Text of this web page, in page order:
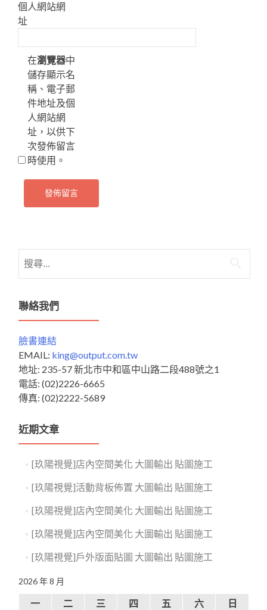
個人網站網
址
在瀏覽器中
儲存顯示名
稱、電子郵
件地址及個
人網站網
址，以供下
次發佈留言
時使用。
尋
鍵
字:
聯絡我們
臉書連結
EMAIL: king@output.com.tw
地址: 235-57 新北市中和區中山路二段488號之1
電話: (02)2226-6665
傳真: (02)2222-5689
近期文章
[玖陽視覺]店內空間美化 大圖輸出 貼圖施工
[玖陽視覺]活動背板佈置 大圖輸出 貼圖施工
[玖陽視覺]店內空間美化 大圖輸出 貼圖施工
[玖陽視覺]店內空間美化 大圖輸出 貼圖施工
[玖陽視覺]戶外版面貼圖 大圖輸出 貼圖施工
2026 年 8 月
一 二 三 四 五 六
日